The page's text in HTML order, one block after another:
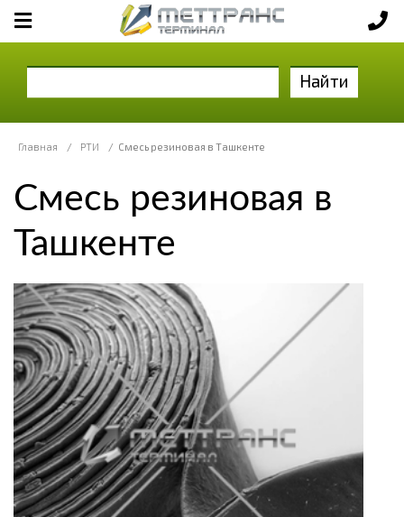
Найти
Главная / РТИ / Смесь резиновая в Ташкенте
Смесь резиновая в
Ташкенте